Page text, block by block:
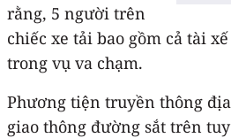
rằng, 5 người trên
chiếc xe tải bao gồm cả tài
trong vụ va chạm.
Phương tiện truyền thông
giao thông đường sắt trên